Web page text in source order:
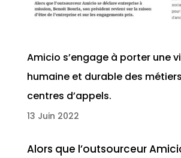
Amicio s’engage à porter une
humaine et durable des
centres d’appels.
13 Juin 2022
Alors que l’outsourceur